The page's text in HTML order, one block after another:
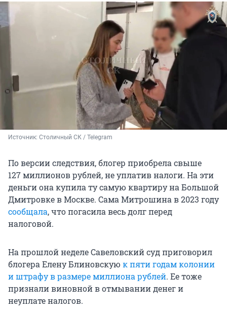
Источник: Столичный СК / Telegram
По версии следствия, блогер приобрела свыше
127 миллионоврублей, не уплатив налоги. На эти
деньги она купила ту самую квартиру на Большой
Дмитровке в Москве. Сама Митрошина в 2023 году
сообщала, что погасила весь долг перед
налоговой.
На прошлой неделе Савеловский суд приговорил
блогера Елену Блиновскую к пяти годам колонии
и штрафу в размере миллиона рублей. Ее тоже
признали виновной в отмывании денег и
неуплате налогов.